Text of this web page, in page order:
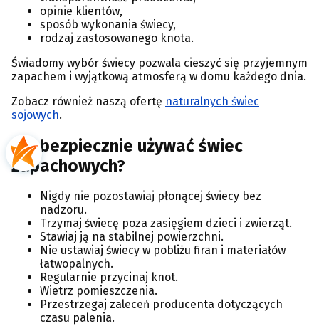
opinie klientów,
sposób wykonania świecy,
rodzaj zastosowanego knota.
Świadomy wybór świecy pozwala cieszyć się przyjemnym
zapachem i wyjątkową atmosferą w domu każdego dnia.
Zobacz również naszą ofertę naturalnych świec
sojowych.
Jak bezpiecznie używać świec
zapachowych?
Nigdy nie pozostawiaj płonącej świecy bez
nadzoru.
Trzymaj świecę poza zasięgiem dzieci i zwierząt.
Stawiaj ją na stabilnej powierzchni.
Nie ustawiaj świecy w pobliżu firan i materiałów
łatwopalnych.
Regularnie przycinaj knot.
Wietrz pomieszczenia.
Przestrzegaj zaleceń producenta dotyczących
czasu palenia.